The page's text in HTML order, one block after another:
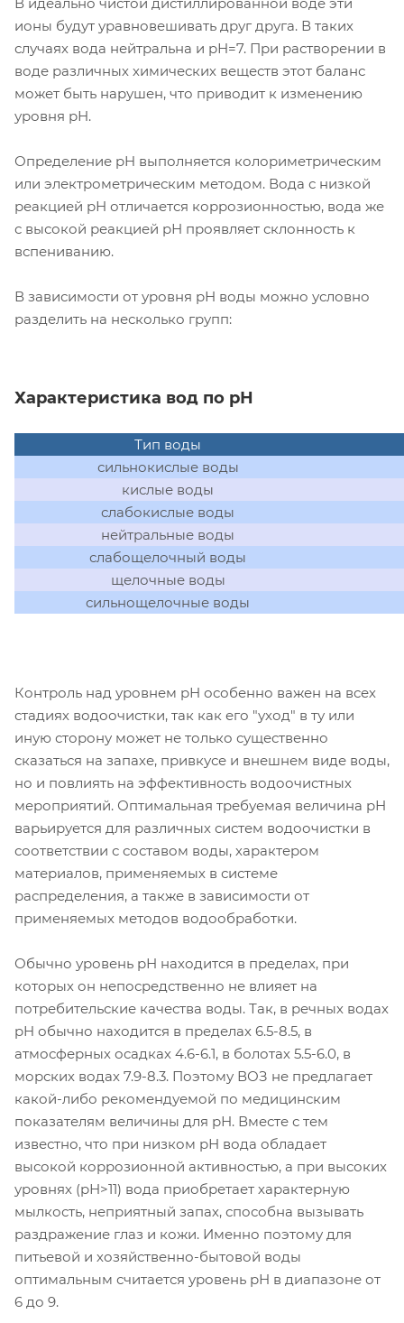
ионы будут уравновешивать друг друга. В таких
случаях вода нейтральна и рН=7. При растворении в
воде различных химических веществ этот баланс
может быть нарушен, что приводит к изменению
уровня рН.
Определение pH выполняется колориметрическим
или электрометрическим методом. Вода с низкой
реакцией рН отличается коррозионностью, вода же
с высокой реакцией рН проявляет склонность к
вспениванию.
В зависимости от уровня рН воды можно условно
разделить на несколько групп:
Характеристика вод по рН
Тип воды
сильнокислые воды
кислые воды
слабокислые воды
нейтральные воды
слабощелочный воды
щелочные воды
сильнощелочные воды
Контроль над уровнем рН особенно важен на всех
стадиях водоочистки, так как его "уход" в ту или
иную сторону может не только существенно
сказаться на запахе, привкусе и внешнем виде воды,
но и повлиять на эффективность водоочистных
мероприятий. Оптимальная требуемая величина рН
варьируется для различных систем водоочистки в
соответствии с составом воды, характером
материалов, применяемых в системе
распределения, а также в зависимости от
применяемых методов водообработки.
Обычно уровень рН находится в пределах, при
которых он непосредственно не влияет на
потребительские качества воды. Так, в речных водах
pH обычно находится в пределах 6.5-8.5, в
атмосферных осадках 4.6-6.1, в болотах 5.5-6.0, в
морских водах 7.9-8.3. Поэтому ВОЗ не предлагает
какой-либо рекомендуемой по медицинским
показателям величины для рН. Вместе с тем
известно, что при низком рН вода обладает
высокой коррозионной активностью, а при высоких
уровнях (рН>11) вода приобретает характерную
мылкость, неприятный запах, способна вызывать
раздражение глаз и кожи. Именно поэтому для
питьевой и хозяйственно-бытовой воды
оптимальным считается уровень рН в диапазоне от
6 до 9.